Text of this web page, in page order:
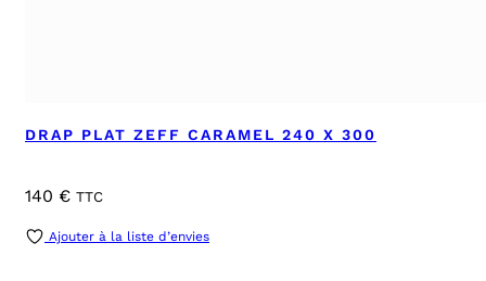
DRAP PLAT ZEFF CARAMEL 240 X 300
140 € TTC
Ajouter à la liste d’envies